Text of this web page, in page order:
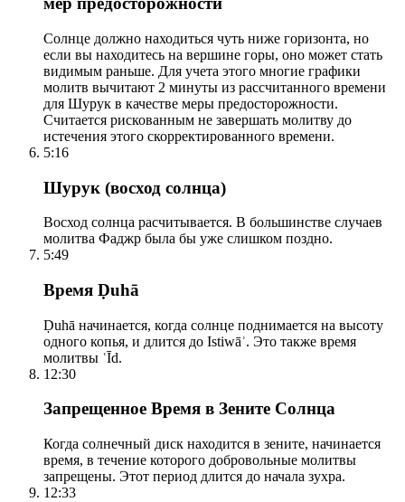
Солнце должно находиться чуть ниже горизонта, но
если вы находитесь на вершине горы, оно может стать
видимым раньше. Для учета этого многие графики
молитв вычитают 2 минуты из рассчитанного времени
для Шурук в качестве меры предосторожности.
Считается рискованным не завершать молитву до
истечения этого скорректированного времени.
5:16
Шурук (восход солнца)
Восход солнца расчитывается. В большинстве случаев
молитва Фаджр была бы уже слишком поздно.
5:49
Время Ḍuhā
Ḍuhā начинается, когда солнце поднимается на высоту
одного копья, и длится до Istiwāʾ. Это также время
молитвы ʿĪd.
12:30
Запрещенное Время в Зените Солнца
Когда солнечный диск находится в зените, начинается
время, в течение которого добровольные молитвы
запрещены. Этот период длится до начала зухра.
12:33